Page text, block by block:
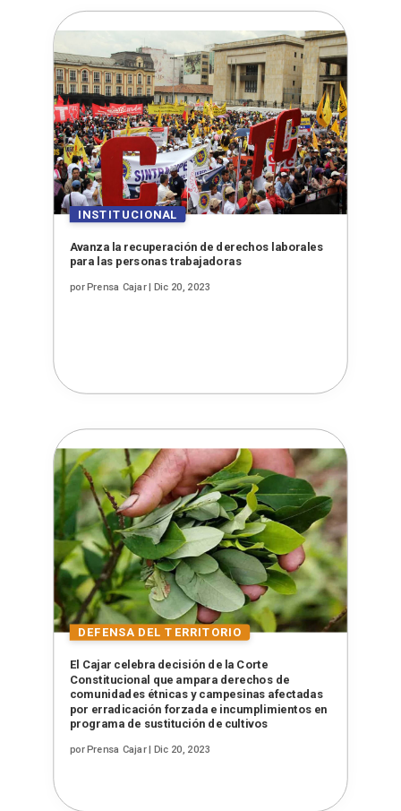
Avanza la recuperación de derechos laborales
para las personas trabajadoras
porPrensa Cajar| Dic 20, 2023
El Cajar celebra decisión de la Corte
Constitucional que ampara derechos de
comunidades étnicas y campesinas afectadas
por erradicación forzada e incumplimientos en
programa de sustitución de cultivos
porPrensa Cajar| Dic 20, 2023